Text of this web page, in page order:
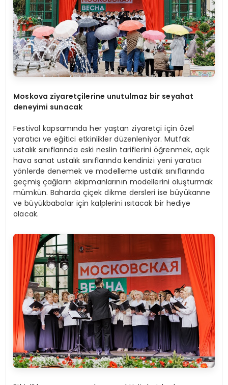
Moskova ziyaretçilerine unutulmaz bir seyahat
deneyimi sunacak
Festival kapsamında her yaştan ziyaretçi için özel
yaratıcı ve eğitici etkinlikler düzenleniyor. Mutfak
ustalık sınıflarında eski neslin tariflerini öğrenmek, açık
hava sanat ustalık sınıflarında kendinizi yeni yaratıcı
yönlerde denemek ve modelleme ustalık sınıflarında
geçmiş çağların ekipmanlarının modellerini oluşturmak
mümkün. Baharda çiçek dikme dersleri ise büyükanne
ve büyükbabalar için kalplerini ısıtacak bir hediye
olacak.